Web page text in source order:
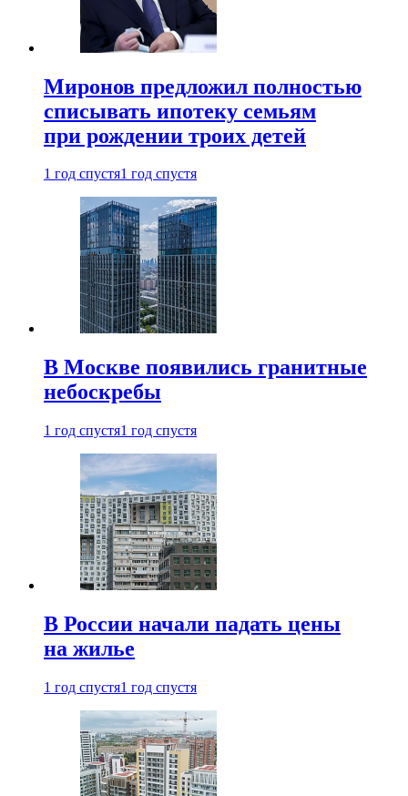
Миронов предложил полностью
списывать ипотеку семьям
при рождении троих детей
1 год спустя1 год спустя
В Москве появились гранитные
небоскребы
1 год спустя1 год спустя
В России начали падать цены
на жилье
1 год спустя1 год спустя